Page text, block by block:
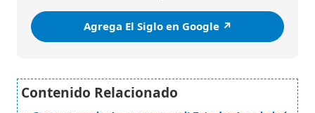
Agrega El Siglo en Google ↗️